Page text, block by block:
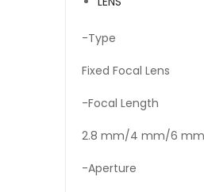
-Type
Fixed Focal Lens
-Focal Length
2.8 mm/4 mm/6 mm
-Aperture